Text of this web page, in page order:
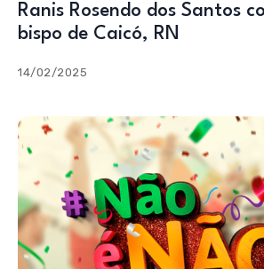
Ranis Rosendo dos Santos
bispo de Caicó, RN
14/02/2025